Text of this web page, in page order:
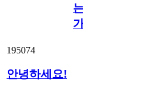
는
가?
195074
안녕하세요!